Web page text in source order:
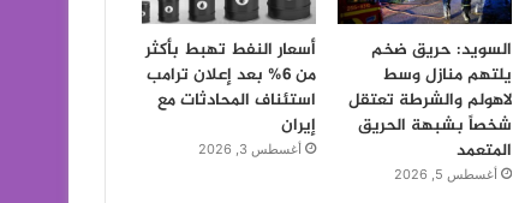
السويد: حريق ضخم
يلتهم منازل وسط
لاهولم والشرطة تعتقل
شخصاً بشبهة الحريق
المتعمد
أغسطس 5, 2026
أسعار النفط تهبط بأكثر
من 6% بعد إعلان ترامب
استئناف المحادثات مع
إيران
أغسطس 3, 2026